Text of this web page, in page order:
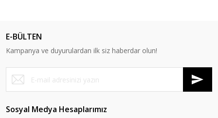
E-BÜLTEN
Kampanya ve duyurulardan ilk siz haberdar olun!
Sosyal Medya Hesaplarımız